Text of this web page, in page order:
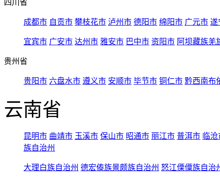
四川省
成都市 自贡市 攀枝花市 泸州市 德阳市 绵阳市 广元市 遂
宜宾市 广安市 达州市 雅安市 巴中市 资阳市 阿坝藏族羌
贵州省
贵阳市 六盘水市 遵义市 安顺市 毕节市 铜仁市 黔西南布
云南省
昆明市 曲靖市 玉溪市 保山市 昭通市 丽江市 普洱市 临
族自治州
大理白族自治州 德宏傣族景颇族自治州 怒江傈僳族自治